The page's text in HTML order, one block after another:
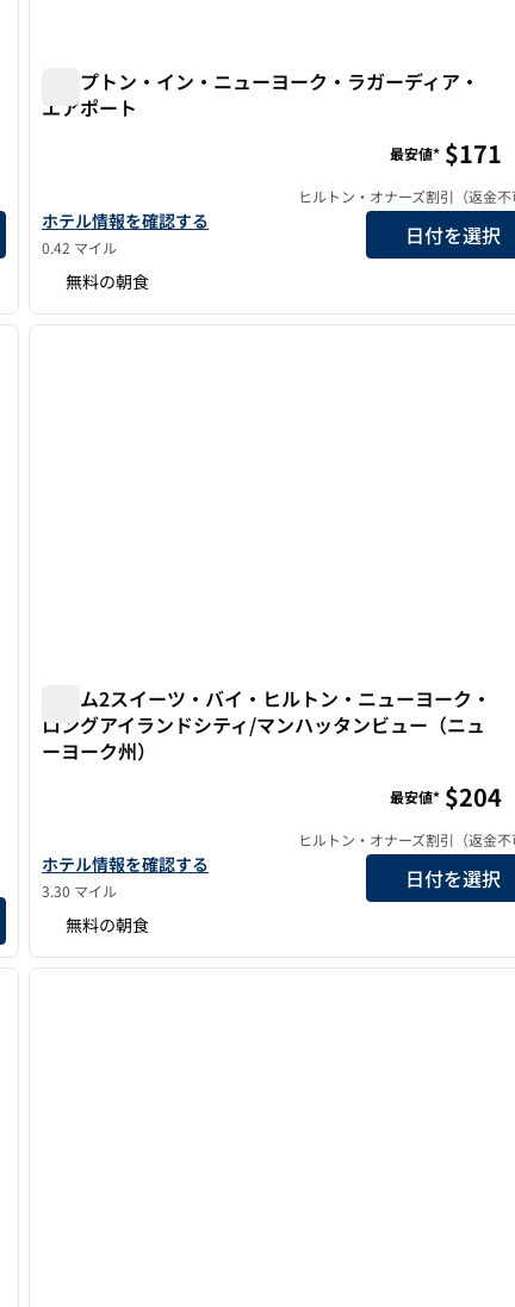
トの詳細を見る
ハンプトン・イン・ニューヨーク・ラガーディア・
エアポート
ハンプトン・イン・ニューヨーク・ラガーディア・エアポート
ホテル情報を確認する
0.42 マイル
最安値* $171
ヒルトン・オナーズ割引（返金不
日付を選択
無料の朝食
画像
る
1
1/12
ホーム2スイーツ・バイ・ヒルトン・ニューヨーク・
ロングアイランドシティ/マンハッタンビュー（ニュ
ーヨーク州）
ホーム2スイーツbyヒルトン・ニューヨーク・ロングアイラン
ホテル情報を確認する
3.30 マイル
最安値* $204
ヒルトン・オナーズ割引（返金不
日付を選択
無料の朝食
画像
1
1/4